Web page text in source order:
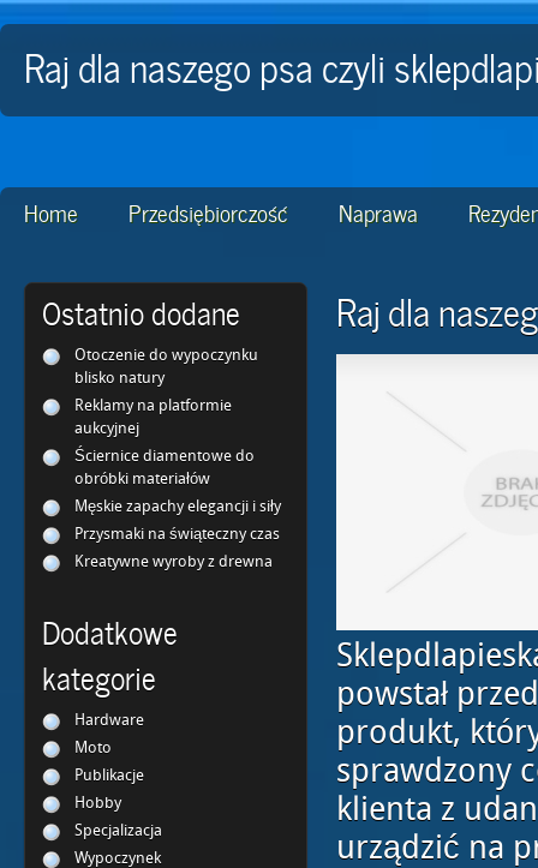
Raj dla naszego psa czyli
Home Przedsiębiorczość Naprawa
Ostatnio dodane
Otoczenie do wypoczynku
blisko natury
Reklamy na platformie
aukcyjnej
Ściernice diamentowe do
obróbki materiałów
Męskie zapachy elegancji i siły
Przysmaki na świąteczny czas
Kreatywne wyroby z drewna
Dodatkowe
kategorie
Hardware
Moto
Publikacje
Hobby
Specjalizacja
Wypoczynek
Raj dla
powstał
produkt,
sprawdzony
klienta z
urządzić na